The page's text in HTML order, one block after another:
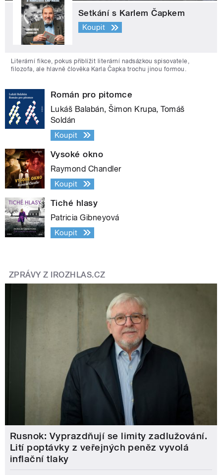
Setkání s Karlem Čapkem
Koupit
Literární fikce, pokus přiblížit literární nadsázkou spisovatele,
filozofa, ale hlavně člověka Karla Čapka trochu jinou formou.
Román pro pitomce
Lukáš Balabán, Šimon Krupa, Tomáš
Soldán
Koupit
Vysoké okno
Raymond Chandler
Koupit
Tiché hlasy
Patricia Gibneyová
Koupit
ZPRÁVY Z IROZHLAS.CZ
Rusnok: Vyprazdňují se limity zadlužování.
Lití poptávky z veřejných peněz vyvolá
inflační tlaky